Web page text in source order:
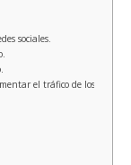
sociales.
el tráfico de los